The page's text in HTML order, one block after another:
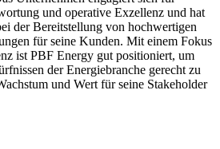
und operative Exzellenz und hat
der Bereitstellung von hochwertigen
für seine Kunden. Mit einem Fokus
ist PBF Energy gut positioniert, um
der Energiebranche gerecht zu
und Wert für seine Stakeholder